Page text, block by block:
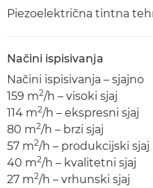
Piezoelektrična tintna
Načini ispisivanja
Načini ispisivanja – sjajno
159 m2/h – visoki sjaj
114 m2/h – ekspresni sjaj
80 m2/h – brzi sjaj
57 m2/h – produkcijski sjaj
40 m2/h – kvalitetni sjaj
27 m2/h – vrhunski sjaj